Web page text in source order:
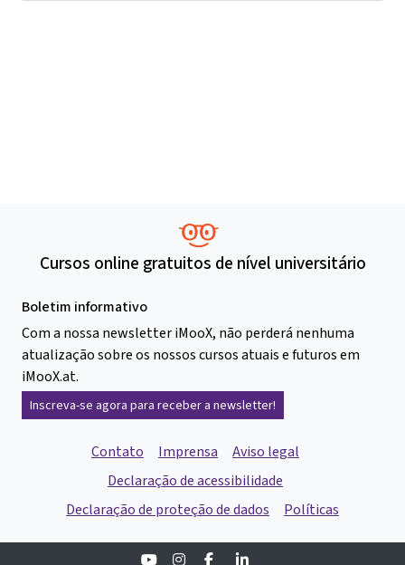
Cursos online gratuitos de nível universitário
Boletim informativo
Com a nossa newsletter iMooX, não perderá nenhuma
atualização sobre os nossos cursos atuais e futuros em
iMooX.at.
Inscreva-se agora para receber a newsletter!
Contato Imprensa
Aviso legal
Declaração de acessibilidade
Declaração de proteção de dados
Políticas
YoutubeInstagramFacebook